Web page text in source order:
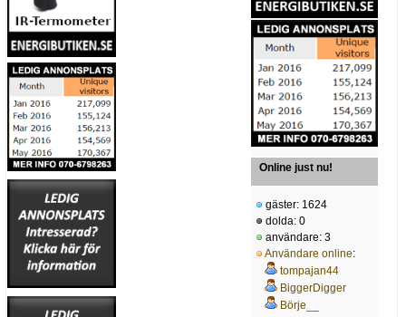
Online just nu!
gäster: 1624
dolda: 0
användare: 3
Användare online:
tompajan44
BiggerDigger
Börje__